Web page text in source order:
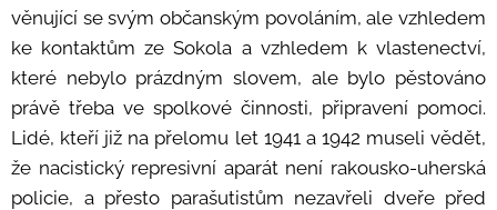
věnující se svým občanským povoláním, ale vzhledem
ke kontaktům ze Sokola a vzhledem k vlastenectví,
které nebylo prázdným slovem, ale bylo pěstováno
právě třeba ve spolkové činnosti, připravení pomoci.
Lidé, kteří již na přelomu let 1941 a 1942 museli vědět,
že nacistický represivní aparát není rakousko-uherská
policie, a přesto parašutistům nezavřeli dveře před